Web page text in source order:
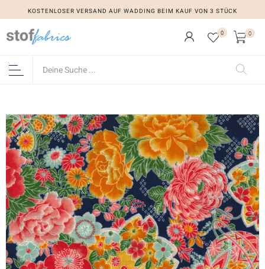
KOSTENLOSER VERSAND AUF WADDING BEIM KAUF VON 3 STÜCK
0 0